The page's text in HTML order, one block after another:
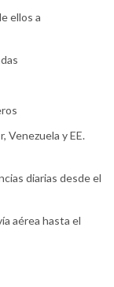
ellos a
Venezuela y EE.
diarias desde el
aérea hasta el